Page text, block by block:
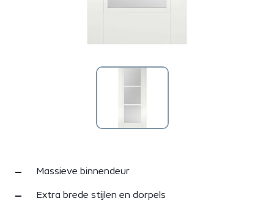
Massieve binnendeur
Extra brede stijlen en dorpels